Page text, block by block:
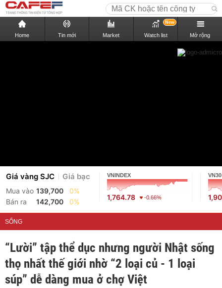
Home Tin mới Market Watch list
New
Mở rộng
Giá vàng SJC Giá bạc
Mua vào 139,700
0%
Bán ra
142,700 0%
VNINDEX
1,764.78 -0.66%
VN30
SỐNG
“Lười” tập thể dục nhưng người Nhật sống
thọ nhất thế giới nhờ “2 loại củ - 1 loại
súp” dễ dàng mua ở chợ Việt